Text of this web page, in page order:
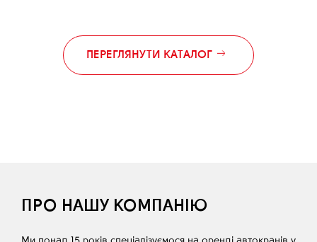
ПЕРЕГЛЯНУТИ КАТАЛОГ
ПРО НАШУ КОМПАНІЮ